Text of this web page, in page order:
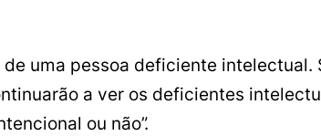
uma pessoa deficiente intelectual.
a ver os deficientes
ou não”.